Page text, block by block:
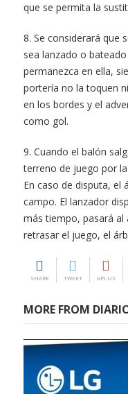
que se permita la
8. Se considerará que
sea lanzado o
permanezca en ella,
portería no la toquen
en los bordes y el
como gol.
9. Cuando el balón
terreno de juego por
En caso de disputa, el
campo. El lanzador
más tiempo, pasará al
retrasar el juego, el
SHARE TWEET GPLUS
MORE FROM